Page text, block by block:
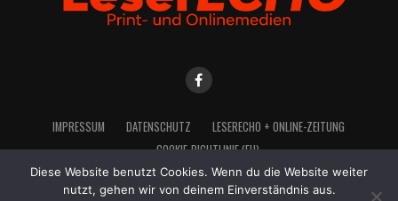
IMPRES­SUM DATEN­SCHUTZ
LESE­R­ECHO + ONLINE-ZEITUNG
COO­KIE-RICH­T­­LI­­NIE (EU)
Diese Website benutzt Cookies. Wenn du die Website weiter
nutzt, gehen wir von deinem Einverständnis aus.